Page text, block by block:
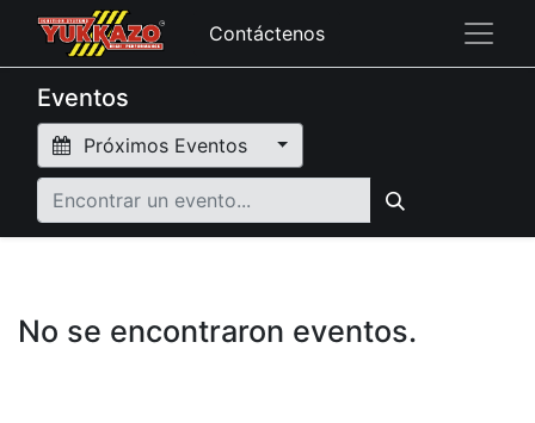
Contáctenos
Eventos
Próximos Eventos
No se encontraron eventos.